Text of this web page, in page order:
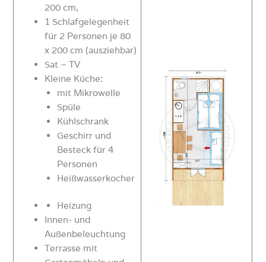
200 cm,
1 Schlafgelegenheit
für 2 Personen je 80
x 200 cm (ausziehbar)
Sat – TV
Kleine Küche:
mit Mikrowelle
Spüle
Kühlschrank
Geschirr und
Besteck für 4
Personen
Heißwasserkocher
Heizung
Innen- und
Außenbeleuchtung
Terrasse mit